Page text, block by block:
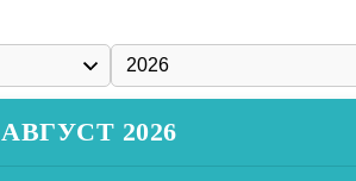
АВГУСТ 2026